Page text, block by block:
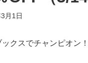
月1日
ックスでチャンピオン